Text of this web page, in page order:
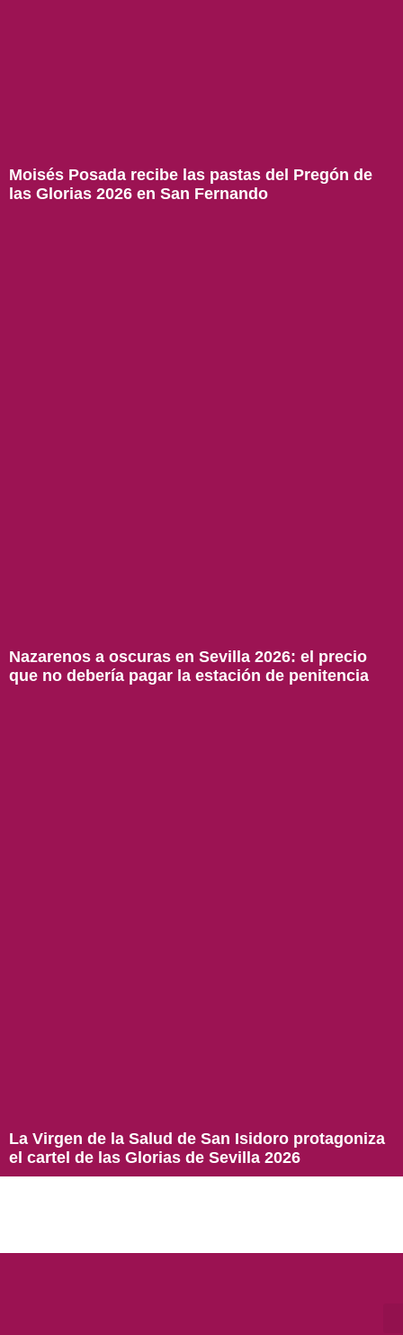
Moisés Posada recibe las pastas del Pregón de
las Glorias 2026 en San Fernando
Nazarenos a oscuras en Sevilla 2026: el precio
que no debería pagar la estación de penitencia
La Virgen de la Salud de San Isidoro protagoniza
el cartel de las Glorias de Sevilla 2026